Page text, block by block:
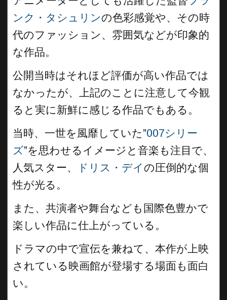
ンク・タシュリンの色彩感覚や、その時
代のファッション、雰囲気などが印象的
な作品。
公開当時はそれほど評価が高い作品では
なかったが、上記のことに注意して今観
ると実に新鮮に感じる作品でもある。
当時、一世を風靡していた”007シリー
ズ”を思わせるイメージと音楽も注目で、
人気スター、
ドリス・デイの圧倒的な個
性が光る。
また、共演者や舞台なども国際色豊かで
楽しい作品に仕上がっている。
ドラマの中で宣伝を兼ねて、本作が上映
されている映画館が登場する場面も面白
い。